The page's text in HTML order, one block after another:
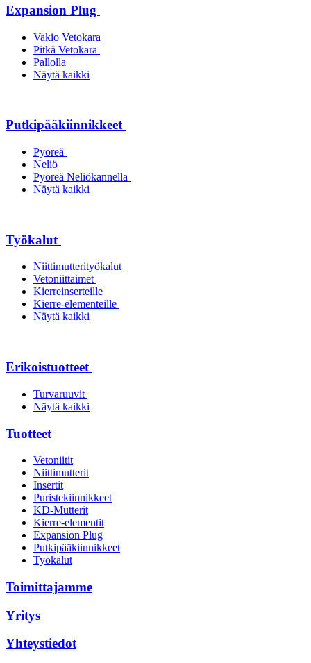
Expansion Plug
Vakio Vetokara
Pitkä Vetokara
Pallolla
Näytä kaikki
Putkipääkiinnikkeet
Pyöreä
Neliö
Pyöreä Neliökannella
Näytä kaikki
Työkalut
Niittimutterityökalut
Vetoniittaimet
Kierreinserteille
Kierre-elementeille
Näytä kaikki
Erikoistuotteet
Turvaruuvit
Näytä kaikki
Tuotteet
Vetoniitit
Niittimutterit
Insertit
Puristekiinnikkeet
KD-Mutterit
Kierre-elementit
Expansion Plug
Putkipääkiinnikkeet
Työkalut
Toimittajamme
Yritys
Yhteystiedot